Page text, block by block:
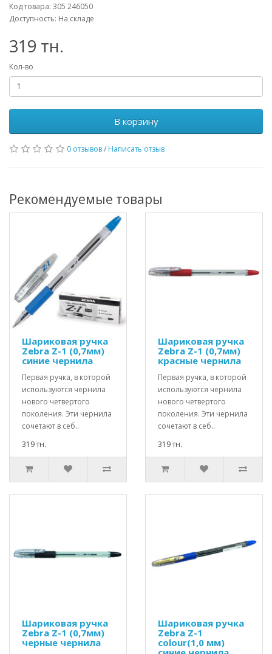
Код товара: 305 246050
Доступность: На складе
319 тн.
Кол-во
В корзину
0 отзывов/ Написать отзыв
Рекомендуемые товары
Шариковая ручка
Zebra Z-1 (0,7мм)
синие чернила
Первая ручка, в которой
используются чернила
нового четвертого
поколения. Эти чернила
сочетают в себ..
319 тн.
Шариковая ручка
Zebra Z-1 (0,7мм)
красные чернила
Первая ручка, в которой
используются чернила
нового четвертого
поколения. Эти чернила
сочетают в себ..
319 тн.
Шариковая ручка
Zebra Z-1 (0,7мм)
черные чернила
Шариковая ручка
Zebra Z-1
colour(1,0 мм)